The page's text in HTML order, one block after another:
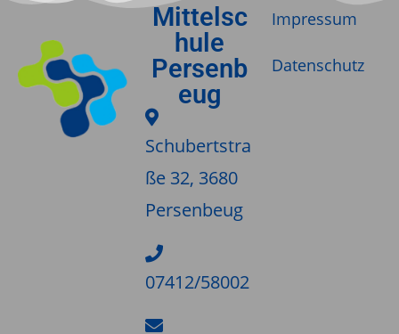
Mittelsc
hule
Persenb
eug
Schubertstra
ße 32, 3680
Persenbeug
07412/58002
Impressum
Datenschutz